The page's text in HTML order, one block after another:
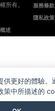
所有。 服務條款
隱私政策
述
更好的體驗。
中所描述的